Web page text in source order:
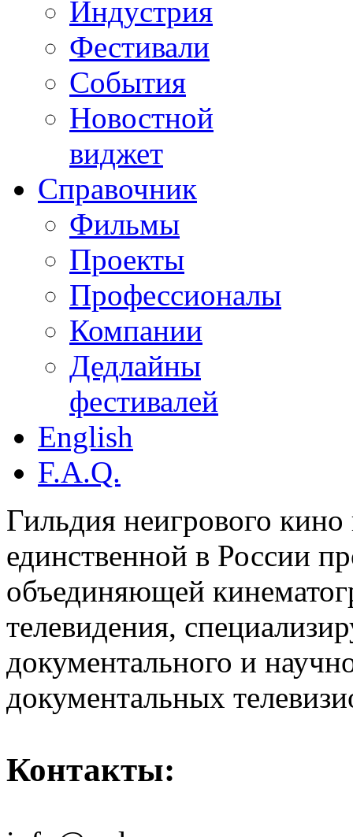
Индустрия
Фестивали
События
Новостной
виджет
Справочник
Фильмы
Проекты
Профессионалы
Компании
Дедлайны
фестивалей
English
F.A.Q.
Гильдия неигрового кино
единственной в России
объединяющей
телевидения,
документального и
документальных
Контакты: